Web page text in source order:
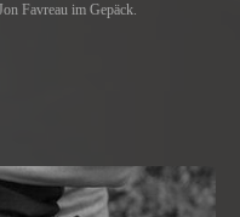
Favreau im Gepäck.